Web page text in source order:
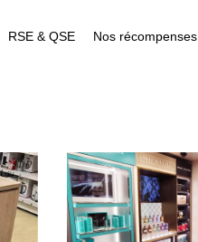
RSE & QSE Nos récompenses